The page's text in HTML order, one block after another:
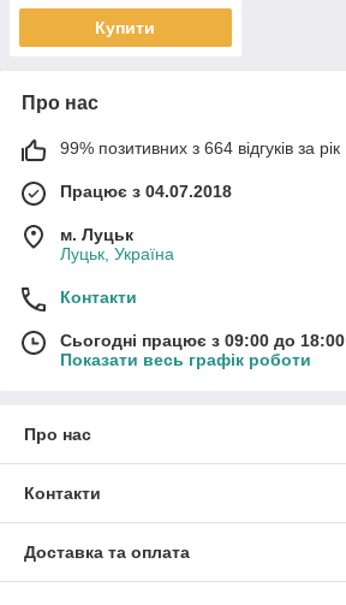
Купити
Про нас
99% позитивних з 664 відгуків за рік
Працює з 04.07.2018
м. Луцьк
Луцьк, Україна
Контакти
Сьогодні працює з 09:00 до 18:00
Показати весь графік роботи
Про нас
Контакти
Доставка та оплата